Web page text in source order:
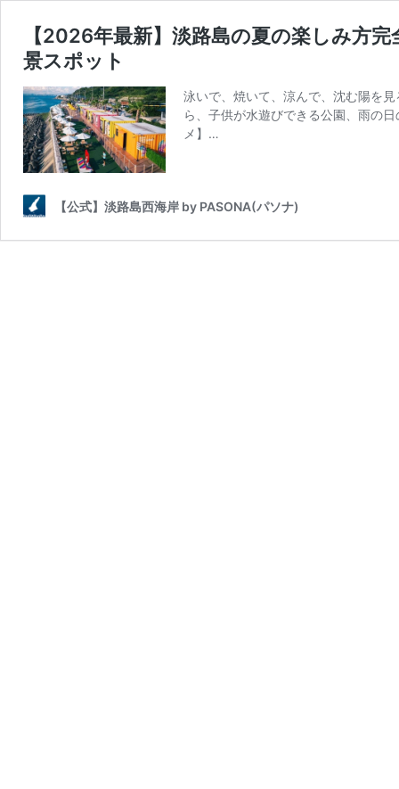
【2026年最新】淡路島の夏の楽しみ方
景スポット
泳いで、焼いて、涼んで、沈む陽を
ら、子供が水遊びできる公園、雨の
メ】…
【公式】淡路島西海岸 by PASONA(パソナ)